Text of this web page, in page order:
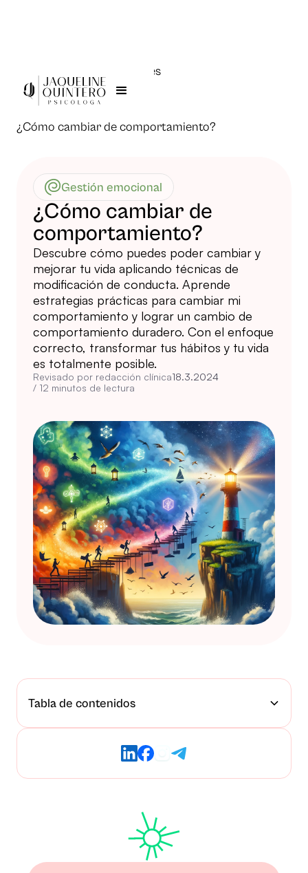
Todas las publicaciones
¿Cómo cambiar de comportamiento?
Gestión emocional
¿Cómo cambiar de
comportamiento?
Descubre cómo puedes poder cambiar y
mejorar tu vida aplicando técnicas de
modificación de conducta. Aprende
estrategias prácticas para cambiar mi
comportamiento y lograr un cambio de
comportamiento duradero. Con el enfoque
correcto, transformar tus hábitos y tu vida
es totalmente posible.
Revisado por redacción clínica18.3.2024
/ 12 minutos de lectura
Tabla de contenidos